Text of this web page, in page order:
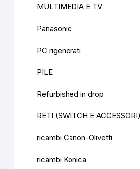
MULTIMEDIA E TV
Panasonic
PC rigenerati
PILE
Refurbished in drop
RETI (SWITCH E ACCESSORI)
ricambi Canon-Olivetti
ricambi Konica